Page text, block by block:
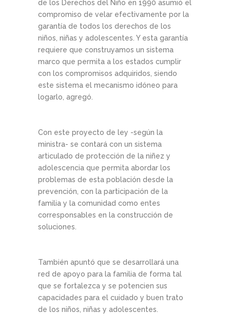
de los Derechos del Niño en 1990 asumió el
compromiso de velar efectivamente por la
garantía de todos los derechos de los
niños, niñas y adolescentes. Y esta garantía
requiere que construyamos un sistema
marco que permita a los estados cumplir
con los compromisos adquiridos, siendo
este sistema el mecanismo idóneo para
logarlo, agregó.
Con este proyecto de ley -según la
ministra- se contará con un sistema
articulado de protección de la niñez y
adolescencia que permita abordar los
problemas de esta población desde la
prevención, con la participación de la
familia y la comunidad como entes
corresponsables en la construcción de
soluciones.
También apuntó que se desarrollará una
red de apoyo para la familia de forma tal
que se fortalezca y se potencien sus
capacidades para el cuidado y buen trato
de los niños, niñas y adolescentes.